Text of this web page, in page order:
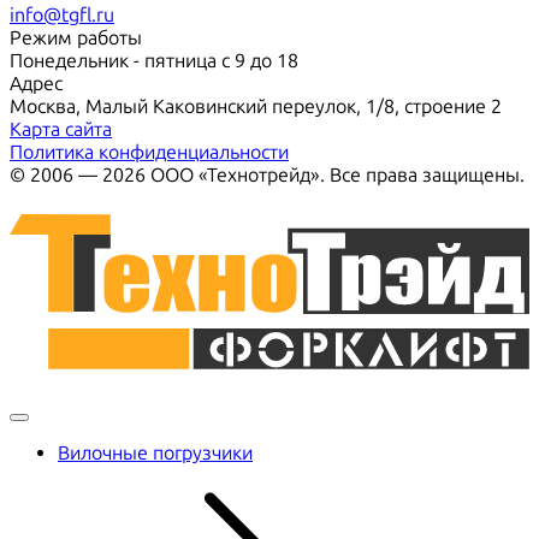
info@tgfl.ru
Режим работы
Понедельник - пятница с 9 до 18
Адрес
Москва, Малый Каковинский переулок, 1/8, строение 2
Карта сайта
Политика конфиденциальности
© 2006 — 2026 ООО «Технотрейд». Все права защищены.
Вилочные погрузчики